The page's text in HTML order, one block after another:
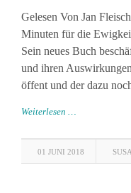
Gelesen Von Jan
Minuten für die
Sein neues Buch
und ihren
öffent und der dazu
Weiterlesen …
01 JUNI 2018